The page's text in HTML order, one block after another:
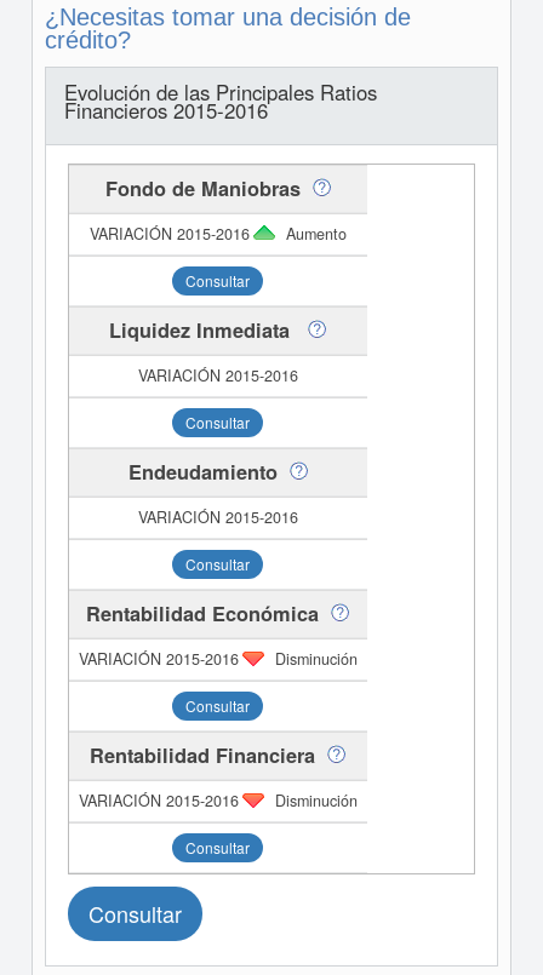
¿Necesitas tomar una decisión de
crédito?
Evolución de las Principales Ratios
Financieros 2015-2016
Fondo de Maniobras
Aumento
Consultar
Liquidez Inmediata
Consultar
Endeudamiento
Consultar
Rentabilidad Económica
Disminución
Consultar
Rentabilidad Financiera
Disminución
Consultar
Consultar